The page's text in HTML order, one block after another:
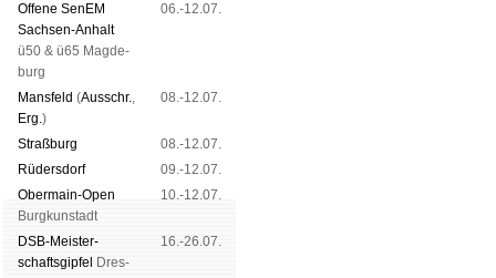
Offene SenEM
Sach­sen-An­halt
ü50 & ü65 Mag­de­
burg
06.-12.07.
Mans­feld (Aus­schr.,
Erg.)
08.-12.07.
Straß­burg
08.-12.07.
Rüders­dorf
09.-12.07.
Ober­main-Open
Burg­kun­stadt
10.-12.07.
DSB-Meister­
schafts­gipfel
Dres­
16.-26.07.